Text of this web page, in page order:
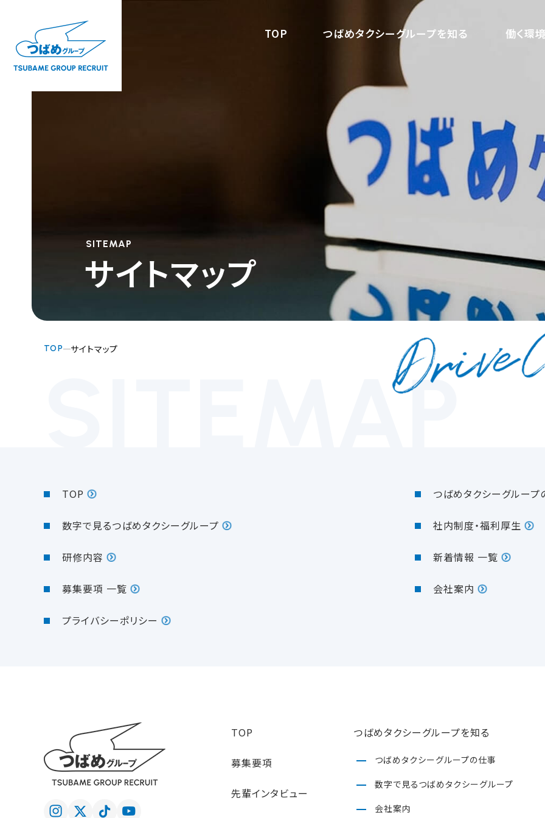
TOP つばめタクシーグループを知る 働く環
SITEMAP
サイトマップ
TOP サイトマップ
SITEMAP
TOP つばめタクシーグループ
数字で見るつばめタクシーグループ 社内制度・福利厚生
研修内容 新着情報 一覧
募集要項 一覧 会社案内
プライバシーポリシー
TOP
募集要項
先輩インタビュー
つばめタクシーグループを知る
つばめタクシーグループの仕事
数字で見るつばめタクシーグループ
会社案内